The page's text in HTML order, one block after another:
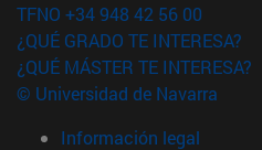
TFNO +34 948 42 56 00
¿QUÉ GRADO TE INTERESA?
¿QUÉ MÁSTER TE INTERESA?
© Universidad de Navarra
Información legal